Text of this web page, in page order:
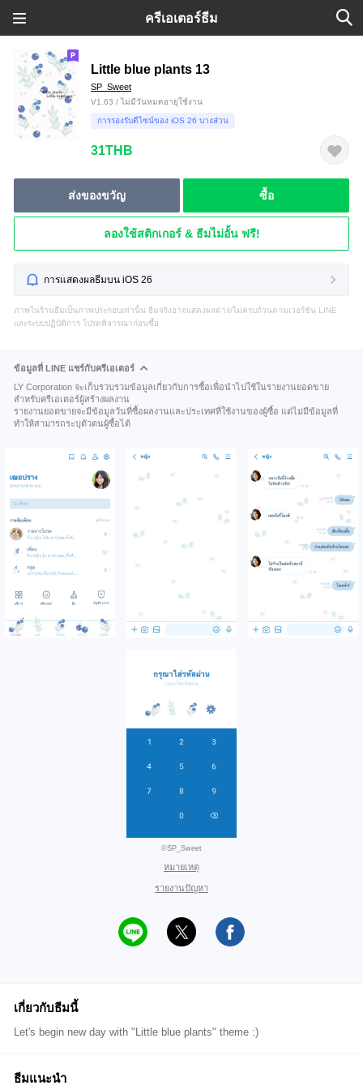
ครีเอเตอร์ธีม
Little blue plants 13
SP_Sweet
V1.63 / ไม่มีวันหมดอายุใช้งาน
การรองรับดีไซน์ของ iOS 26 บางส่วน
31THB
ส่งของขวัญ ซื้อ
ลองใช้สติกเกอร์ & ธีมไม่อั้น ฟรี!
การแสดงผลธีมบน iOS 26
ภาพในร้านธีมเป็นภาพประกอบเท่านั้น ธีมจริงอาจแสดงผลต่าง/ไม่ครบถ้วนตามเวอร์ชัน LINE
และระบบปฏิบัติการ โปรดพิจารณาก่อนซื้อ
ข้อมูลที่ LINE แชร์กับครีเอเตอร์
LY Corporation จะเก็บรวบรวมข้อมูลเกี่ยวกับการซื้อเพื่อนำไปใช้ในรายงานยอดขาย
สำหรับครีเอเตอร์ผู้สร้างผลงาน
รายงานยอดขายจะมีข้อมูลวันที่ซื้อผลงานและประเทศที่ใช้งานของผู้ซื้อ แต่ไม่มีข้อมูลที่
ทำให้สามารถระบุตัวตนผู้ซื้อได้
©SP_Sweet
หมายเหตุ
รายงานปัญหา
เกี่ยวกับธีมนี้
Let's begin new day with "Little blue plants" theme :)
ธีมแนะนำ